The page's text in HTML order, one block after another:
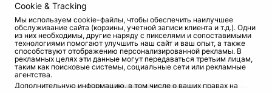
поэтому многие театры предлагали ему работу.
Игорь выбрал Маяковку – и остался предан ей
на 4 десятка лет.
Худруком театра в то время был его педагог
Андрей Гончаров. Поначалу отношения между
молодым артистом и маститым режиссером
Cookie & Tracking
Мы используем cookie-файлы, чтобы обеспечить наилучшее
обслуживание сайта (корзины, учетной записи клиента и т.д.). Одни
из них необходимы, другие наряду с пикселями и сопоставимыми
технологиями помогают улучшить наш сайт и ваш опыт, а также
способствуют отображению персонализированной рекламы. В
рекламных целях эти данные могут передаваться третьим лицам,
таким как поисковые системы, социальные сети или рекламные
агентства.
Дополнительную информацию, в том числе о ваших правах на